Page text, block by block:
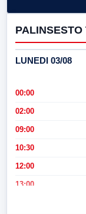
PALINSESTO
LUNEDI 03/08
00:00
02:00
09:00
10:30
12:00
13:00